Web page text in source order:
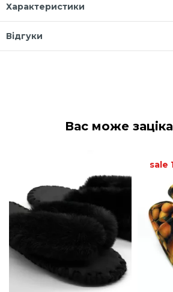
Характеристики
Відгуки
Вас може
sale